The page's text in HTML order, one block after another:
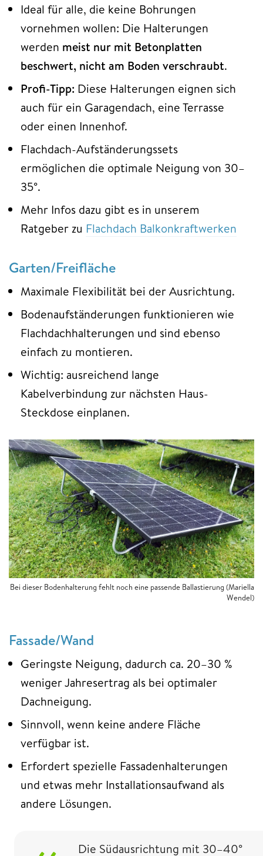
Ideal für alle, die keine Bohrungen
vornehmen wollen: Die Halterungen
werden meist nur mit Betonplatten
beschwert, nicht am Boden verschraubt.
Profi-Tipp: Diese Halterungen eignen sich
auch für ein Garagendach, eine Terrasse
oder einen Innenhof.
Flachdach-Aufständerungssets
ermöglichen die optimale Neigung von 30–
35°.
Mehr Infos dazu gibt es in unserem
Ratgeber zu Flachdach Balkonkraftwerken
Garten/Freifläche
Maximale Flexibilität bei der Ausrichtung.
Bodenaufständerungen funktionieren wie
Flachdachhalterungen und sind ebenso
einfach zu montieren.
Wichtig: ausreichend lange
Kabelverbindung zur nächsten Haus-
Steckdose einplanen.
Bei dieser Bodenhalterung fehlt noch eine passende Ballastierung (Mariella
Wendel)
Fassade/Wand
Geringste Neigung, dadurch ca. 20–30 %
weniger Jahresertrag als bei optimaler
Dachneigung.
Sinnvoll, wenn keine andere Fläche
verfügbar ist.
Erfordert spezielle Fassadenhalterungen
und etwas mehr Installationsaufwand als
andere Lösungen.
Die Südausrichtung mit 30–40°